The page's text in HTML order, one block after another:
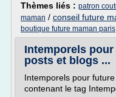
Thèmes liés : patron
maman / conseil future
boutique future maman paris
Intemporels
posts et blogs ...
Intemporels pour
contenant le tag